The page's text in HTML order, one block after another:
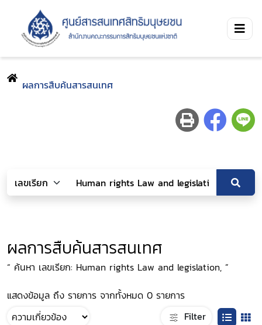
ผลการสืบค้นสารสนเทศ
ผลการสืบค้นสารสนเทศ
“ ค้นหา เลขเรียก: Human rights Law and legislation, ”
แสดงข้อมูล ถึง รายการ จากทั้งหมด 0 รายการ
Filter